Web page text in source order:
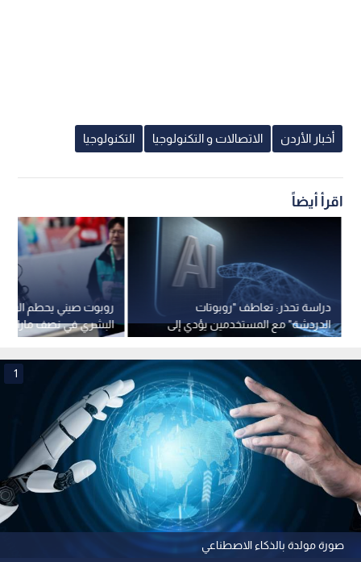
أخبار الأردن الاتصالات و التكنولوجيا التكنولوجيا
اقرأ أيضاً
روبوت صيني يحطم الرقم
البشري في نصف
دراسة تحذر: تعاطف "روبوتات
الدردشة" مع المستخدمين يؤدي إلى
نتائج عكسية
صورة مولدة بالذكاء الاصطناعي
1